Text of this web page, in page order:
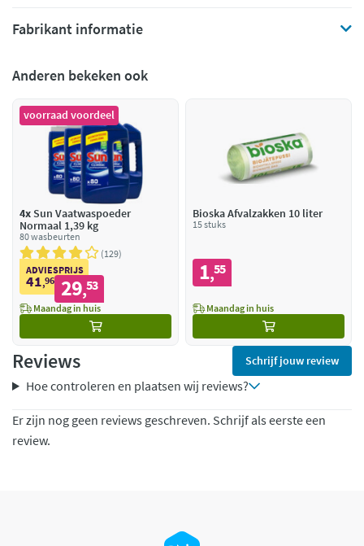
Fabrikant informatie
Anderen bekeken ook
voorraad voordeel
4x Sun Vaatwaspoeder
Normaal 1,39 kg
80 wasbeurten
129
ADVIESPRIJS
41,96 29,53
Maandag in huis
Bioska Afvalzakken 10 liter
15 stuks
1,55
Maandag in huis
Reviews Schrijf jouw review
Hoe controleren en plaatsen wij reviews?
Er zijn nog geen reviews geschreven. Schrijf als eerste een
review.